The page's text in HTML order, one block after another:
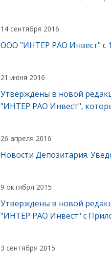
14 сентября 2016
ООО "ИНТЕР РАО Инвест" c
21 июня 2016
Утверждены в новой
"ИНТЕР РАО Инвест",
26 апреля 2016
Новости Депозитария.
9 октября 2015
Утверждены в новой
"ИНТЕР РАО Инвест" с
3 сентября 2015